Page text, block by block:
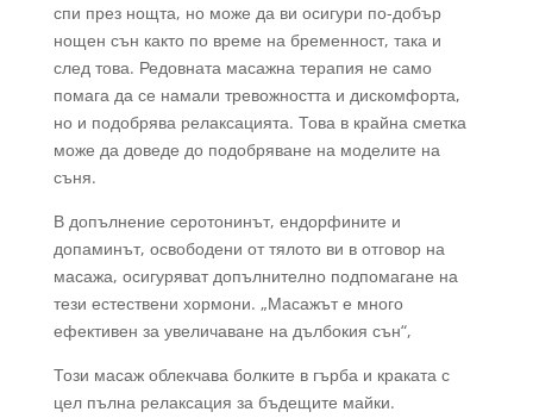
спи през нощта, но може да ви осигури по-добър
нощен сън както по време на бременност, така и
след това. Редовната масажна терапия не само
помага да се намали тревожността и дискомфорта,
но и подобрява релаксацията. Това в крайна сметка
може да доведе до подобряване на моделите на
съня.
В допълнение серотонинът, ендорфините и
допаминът, освободени от тялото ви в отговор на
масажа, осигуряват допълнително подпомагане на
тези естествени хормони. „Масажът е много
ефективен за увеличаване на дълбокия сън“,
Този масаж облекчава болките в гърба и краката с
цел пълна релаксация за бъдещите майки.